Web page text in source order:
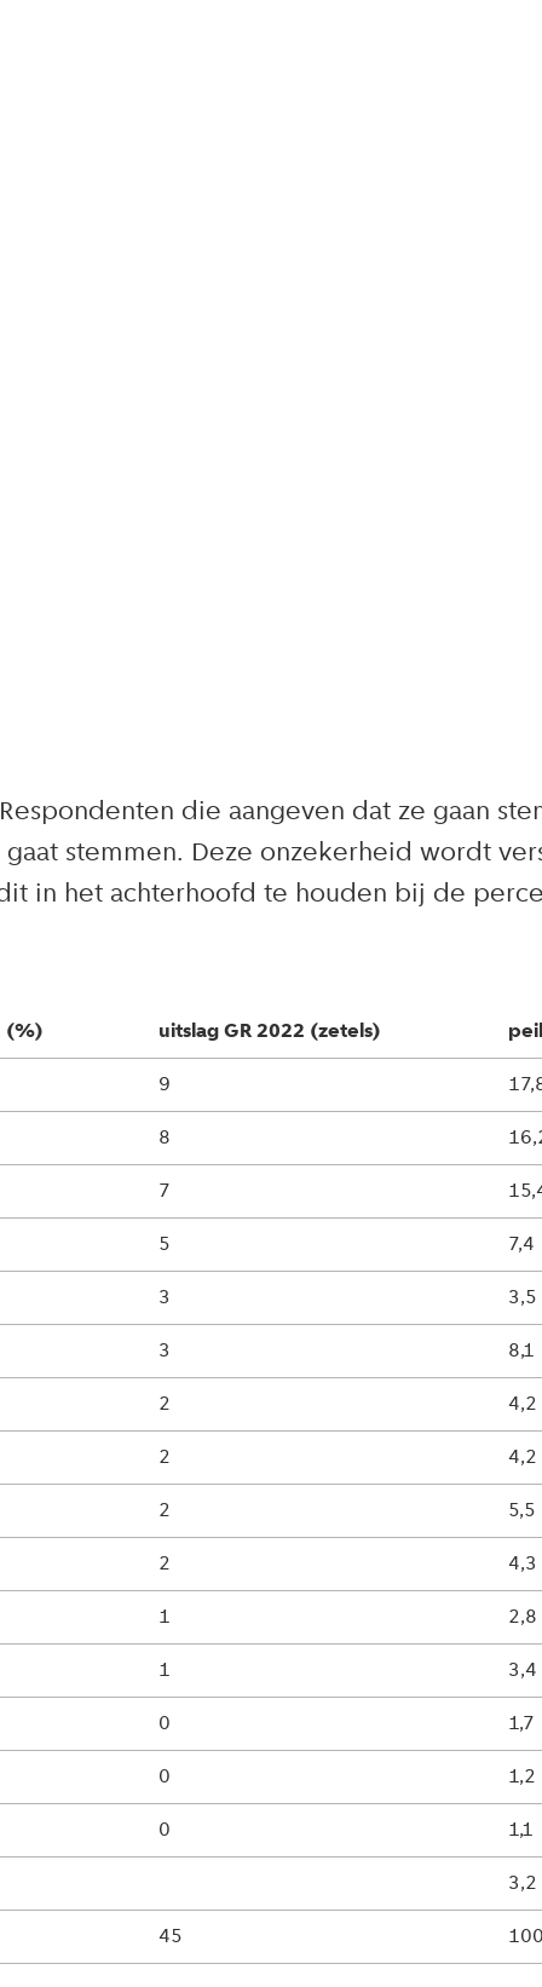
die aangeven dat ze gaan
stemmen. Deze onzekerheid wordt
in het achterhoofd te houden bij de
(%) uitslag GR 2022 (zetels)
9
8
7
5 7,4
3 3,5
3 8,1
2 4,2
2 4,2
2 5,5
2 4,3
1 2,8
1 3,4
0 1,7
0 1,2
0 1,1
3,2
45